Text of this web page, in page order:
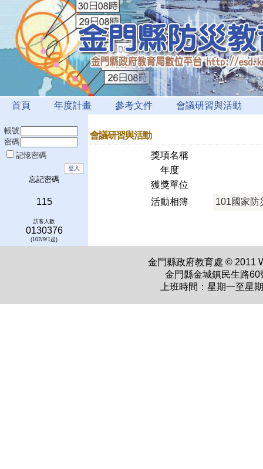
首頁 年度計畫 參考文件 會議研習與活動
帳號
密碼
記憶密碼
忘記密碼
115
訪客人數
0130376
(102/9/1起)
會議研習與活動
獎項名稱
年度
獲獎單位
活動相簿
101國家防
金門縣政府教育處 © 2011
金門縣金城鎮民生路
上班時間：星期一至星